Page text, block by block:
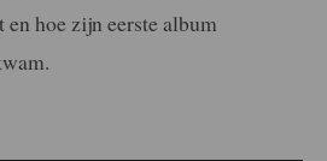
hoe zijn eerste album